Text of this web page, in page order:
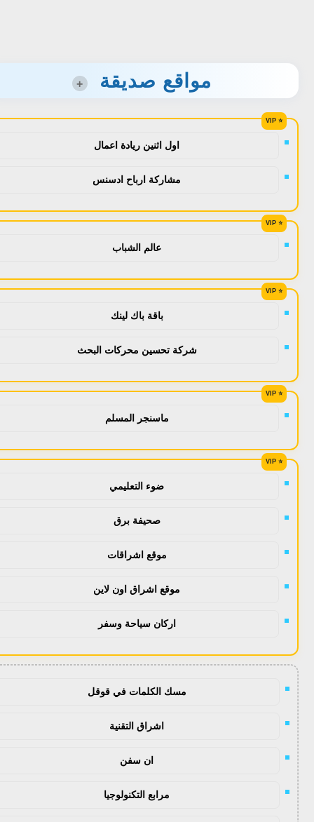
مواقع صديقة +
اول اثنين ريادة اعمال
مشاركة ارباح ادسنس
عالم الشباب
باقة باك لينك
شركة تحسين محركات البحث
ماسنجر المسلم
ضوء التعليمي
صحيفة برق
موقع اشراقات
موقع اشراق اون لاين
اركان سياحة وسفر
مسك الكلمات في قوقل
اشراق التقنية
ان سفن
مرابع التكنولوجيا